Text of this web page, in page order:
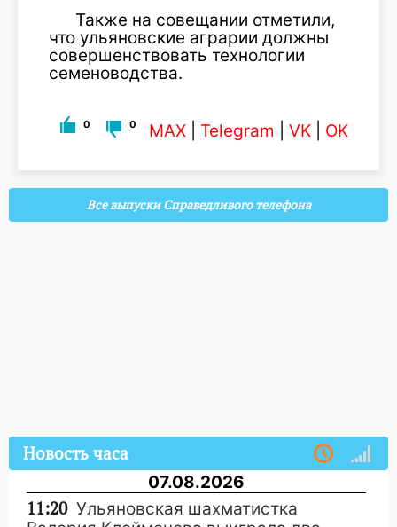
Также на совещании отметили,
что ульяновские аграрии должны
совершенствовать технологии
семеноводства.
0 0 MAX Telegram VK OK
Все выпуски Справедливого телефона
Новость часа
07.08.2026
11:20 Ульяновская шахматистка